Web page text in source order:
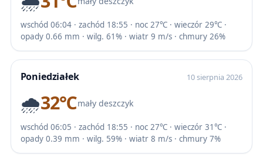
wschód 06:04 · zachód 18:55 · noc 27℃ · wieczór 29℃ ·
opady 0.66 mm · wilg. 61% · wiatr 9 m/s · chmury 26%
Poniedziałek 10 sierpnia 2026
🌧️32℃mały deszczyk
wschód 06:05 · zachód 18:55 · noc 27℃ · wieczór 31℃ ·
opady 0.39 mm · wilg. 59% · wiatr 8 m/s · chmury 7%